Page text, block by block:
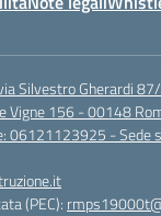
Silvestro Gherardi
Vigne 156 - 00148
06121123925 - Sede
(PEC):